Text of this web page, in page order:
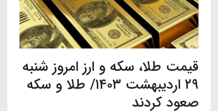
قیمت طلا، سکه و ارز امروز شنبه
۲۹ اردیبهشت ۱۴۰۳/ طلا و سکه
صعود کردند